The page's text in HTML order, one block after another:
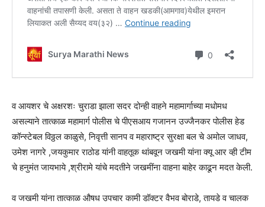
व आयशर चे अक्षरशः चुराडा झाला सदर दोन्ही वाहने महामार्गाच्या मधोमध
असल्याने तात्काळ महामार्ग पोलीस चे पीएसआय गजानन उज्जैनकर पोलीस हेड
कॉन्स्टेबल विठ्ठल काळुसे, निवृत्ती सानप व महाराष्ट्र सुरक्षा बल चे अमोल जाधव,
उमेश नागरे ,जयकुमार राठोड यांनी वाहतूक थांबवून जखमी यांना क्यू आर व्ही टीम
चे हनुमंत जायभाये ,श्रीरामे यांचे मदतीने जखमींना वाहना बाहेर काढून मदत केली.
व जखमी यांना तात्काळ औषध उपचार कामी डॉक्टर वैभव बोराडे, तायडे व चालक